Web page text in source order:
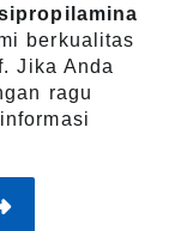
berkualitas
Jika Anda
ragu